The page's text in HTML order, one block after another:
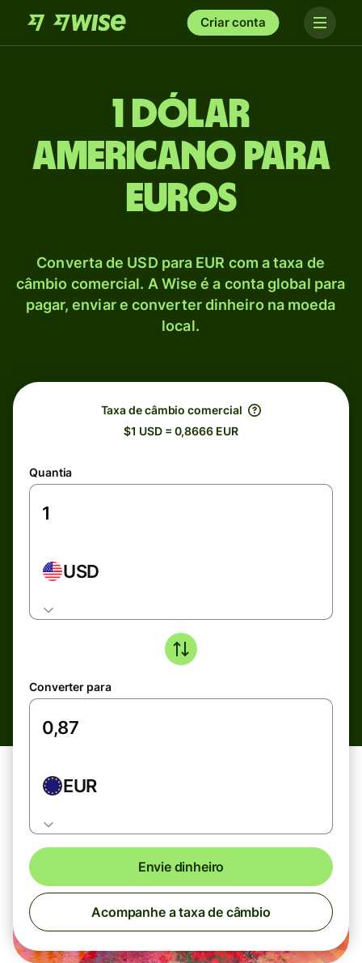
Criar conta
1 Dólar
americano para
Euros
Converta de USD para EUR com a taxa de
câmbio comercial. A Wise é a conta global para
pagar, enviar e converter dinheiro na moeda
local.
Taxa de câmbio comercial
$1 USD = 0,8666 EUR
Quantia
USD
Converter para
EUR
Envie dinheiro
Acompanhe a taxa de câmbio